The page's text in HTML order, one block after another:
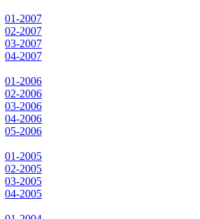
01-2007
02-2007
03-2007
04-2007
01-2006
02-2006
03-2006
04-2006
05-2006
01-2005
02-2005
03-2005
04-2005